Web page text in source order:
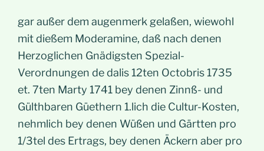
gar außer dem augenmerk gelaßen, wiewohl
mit dießem Moderamine, daß nach denen
Herzoglichen Gnädigsten Spezial-
Verordnungen de dalis 12ten Octobris 1735
et. 7ten Marty 1741 bey denen Zinnß- und
Gülthbaren Güethern 1.lich die Cultur-Kosten,
nehmlich bey denen Wüßen und Gärtten pro
1/3tel des Ertrags, bey denen Äckern aber pro